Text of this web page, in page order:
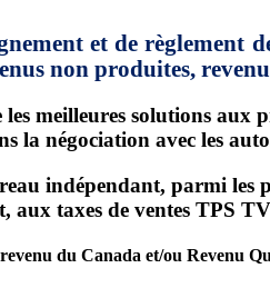
et de
non produites,
les meilleures solutions aux
la négociation avec les
indépendant, parmi les
aux taxes de ventes TPS
du Canada et/ou Revenu